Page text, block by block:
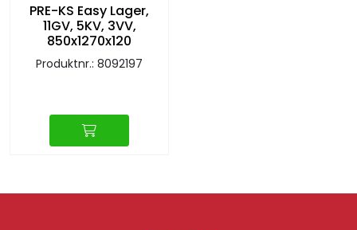
PRE-KS Easy Lager,
11GV, 5KV, 3VV,
850x1270x120
Produktnr.: 8092197